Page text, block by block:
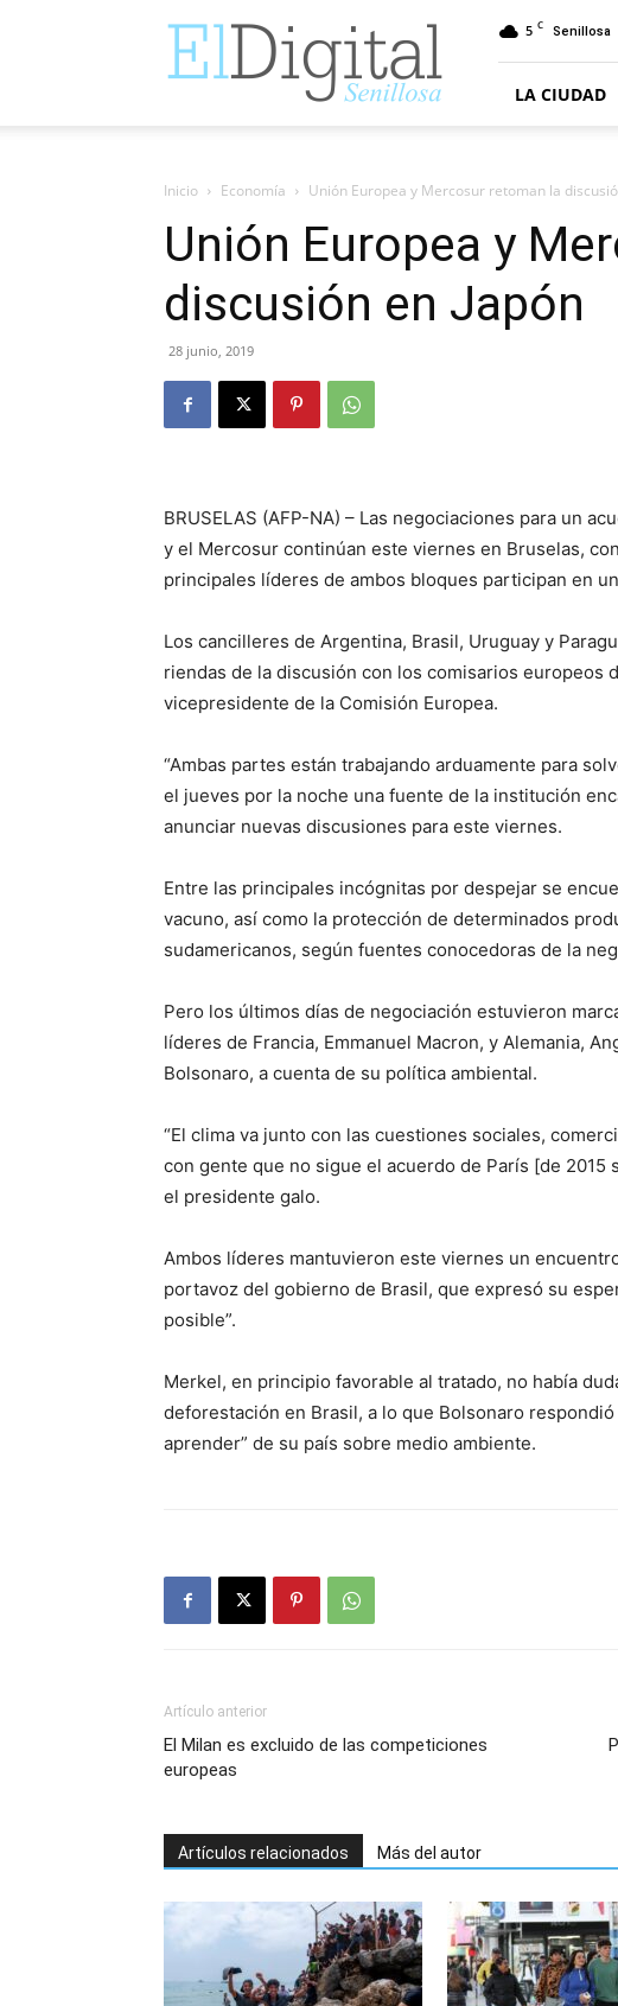
5 C Senillosa
LA CIUDAD
Inicio Economía Unión Europea y Mercosur retoman la
Unión Europea y
discusión en Japón
28 junio, 2019
BRUSELAS (AFP-NA) – Las negociaciones para un
y el Mercosur continúan este viernes en Bruselas,
principales líderes de ambos bloques participan en
Los cancilleres de Argentina, Brasil, Uruguay y
riendas de la discusión con los comisarios europeos
vicepresidente de la Comisión Europea.
“Ambas partes están trabajando arduamente para
el jueves por la noche una fuente de la institución
anunciar nuevas discusiones para este viernes.
Entre las principales incógnitas por despejar se
vacuno, así como la protección de determinados
sudamericanos, según fuentes conocedoras de la
Pero los últimos días de negociación estuvieron
líderes de Francia, Emmanuel Macron, y Alemania,
Bolsonaro, a cuenta de su política ambiental.
“El clima va junto con las cuestiones sociales,
con gente que no sigue el acuerdo de París [de 2015
el presidente galo.
Ambos líderes mantuvieron este viernes un
portavoz del gobierno de Brasil, que expresó su
posible”.
Merkel, en principio favorable al tratado, no había
deforestación en Brasil, a lo que Bolsonaro
aprender” de su país sobre medio ambiente.
Artículo anterior
El Milan es excluido de las competiciones
europeas
Artículos relacionados Más del autor